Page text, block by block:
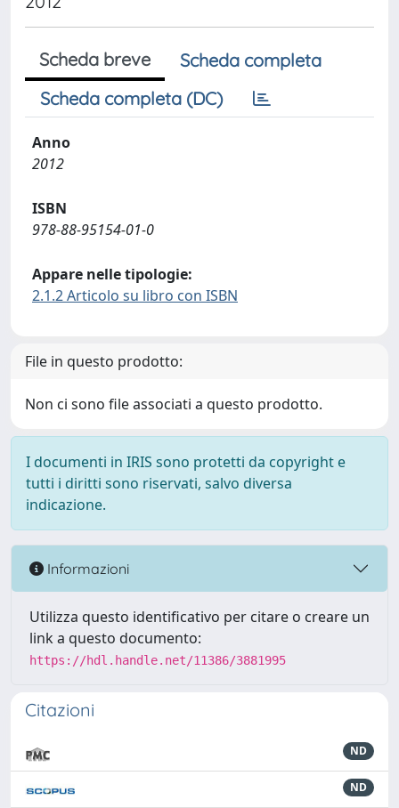
Scheda breve
Scheda completa
Scheda completa (DC)
Anno
2012
ISBN
978-88-95154-01-0
Appare nelle tipologie:
2.1.2 Articolo su libro con ISBN
File in questo prodotto:
Non ci sono file associati a questo prodotto.
I documenti in IRIS sono protetti da copyright e
tutti i diritti sono riservati, salvo diversa
indicazione.
Informazioni
Utilizza questo identificativo per citare o creare un
link a questo documento:
https://hdl.handle.net/11386/3881995
Citazioni
ND
ND